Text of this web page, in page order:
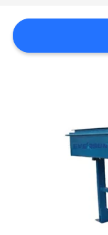
যোগাযোগ
করুন